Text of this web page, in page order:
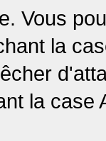
Vous
la
la